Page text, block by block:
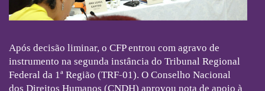
Após decisão liminar, o CFP entrou com agravo de
instrumento na segunda instância do Tribunal Regional
Federal da 1ª Região (TRF-01). O Conselho Nacional
dos Direitos Humanos (CNDH) aprovou nota de apoio à